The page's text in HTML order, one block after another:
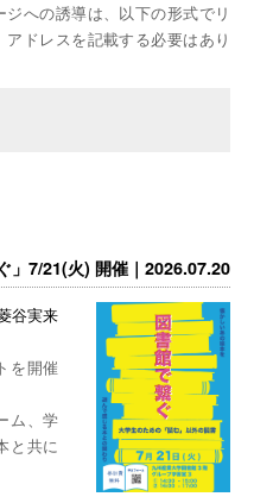
への誘導は、以下の形式でリ
ドレスを記載する必要はあり
」7/21(火) 開催｜2026.07.20
谷実来
を開催
ム、学
と共に